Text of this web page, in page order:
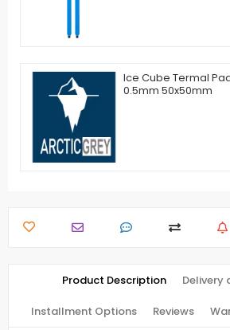
Ice Cube Termal
0.5mm 50x50mm
Product Description Delivery
Installment Options Reviews